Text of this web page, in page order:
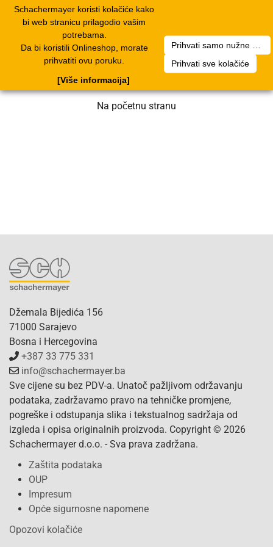
Schachermayer koristi kolačiće kako
bi web stranicu prilagodio vašim
potrebama.
Da bi koristili Onlineshop, morate
prihvatiti ovu poruku.
Prihvati sve kolačiće
[Više informacija]
Nažalost, došlo je do greške. Naš tim
radi na rješenju. Molimo za strpljenje.
Na početnu stranu
Džemala Bijedića 156
71000 Sarajevo
Bosna i Hercegovina
+387 33 775 331
info@schachermayer.ba
Sve cijene su bez PDV-a. Unatoč pažljivom održavanju
podataka, zadržavamo pravo na tehničke promjene,
pogreške i odstupanja slika i tekstualnog sadržaja od
izgleda i opisa originalnih proizvoda. Copyright © 2026
Schachermayer d.o.o. - Sva prava zadržana.
Zaštita podataka
OUP
Impresum
Opće sigurnosne napomene
Opozovi kolačiće